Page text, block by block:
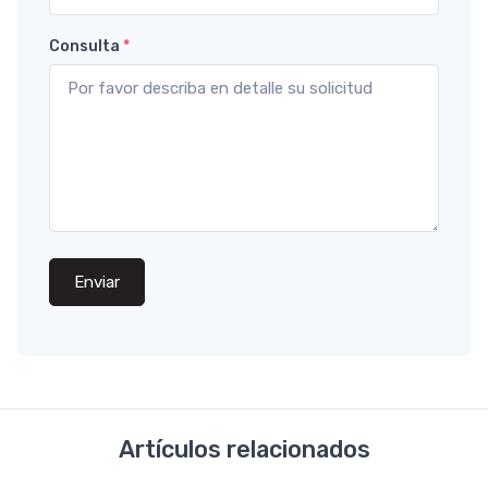
Consulta *
Enviar
Artículos relacionados